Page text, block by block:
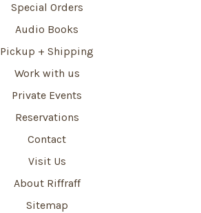
Special Orders
Audio Books
Pickup + Shipping
Work with us
Private Events
Reservations
Contact
Visit Us
About Riffraff
Sitemap